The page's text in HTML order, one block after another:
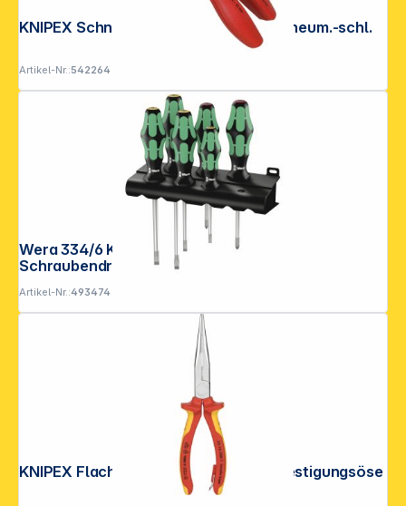
KNIPEX Schneider für Mehrschicht-/Pneum.-schl.
Artikel-Nr.:542264
Wera 334/6 Kraftform Plus Lasertip
Schraubendrehersatz
Artikel-Nr.:493474
KNIPEX Flachrundzg m.Schneide/ Befestigungsöse